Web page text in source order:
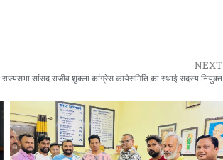
NEXT
सांसद राजीव शुक्ला कांग्रेस कार्यसमिति का स्थाई सदस्य नियुक्त